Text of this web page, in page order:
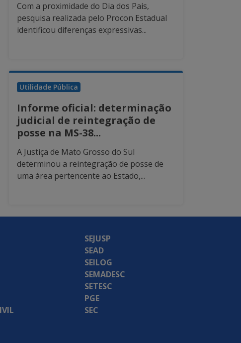
Com a proximidade do Dia dos Pais,
pesquisa realizada pelo Procon Estadual
identificou diferenças expressivas...
Utilidade Pública
Informe oficial: determinação
judicial de reintegração de
posse na MS-38...
A Justiça de Mato Grosso do Sul
determinou a reintegração de posse de
uma área pertencente ao Estado,...
SEJUSP
SEAD
SEILOG
SEMADESC
SETESC
PGE
SEC